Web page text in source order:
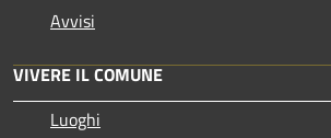
Avvisi
VIVERE IL COMUNE
Luoghi